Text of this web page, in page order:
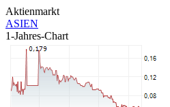
Aktienmarkt
ASIEN
1-Jahres-Chart